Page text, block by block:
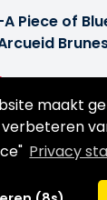
maakt
Privacy
Piece of
verzending
leverdatum: